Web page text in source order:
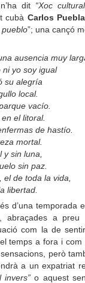
dit “Xoc
cubà Carlos
pueblo”; una cançó
ausencia muy
ni yo soy igual
su alegría
local.
vacío.
el litoral.
de hastío.
mortal.
sin luna,
sin paz.
de toda la vida,
libertad.
d’una temporada
abraçades a preu
com la de
temps a fora i com
però
a un expatriat
invers”o aquest